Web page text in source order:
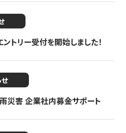
トリー受付を開始しました！
災害 企業社内募金サポート